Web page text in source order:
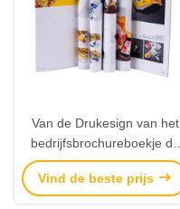
Van de Drukesign van het
bedrijfsbrochureboekje de
Malplaatjes Professionele
Vliegers
Vind de beste prijs